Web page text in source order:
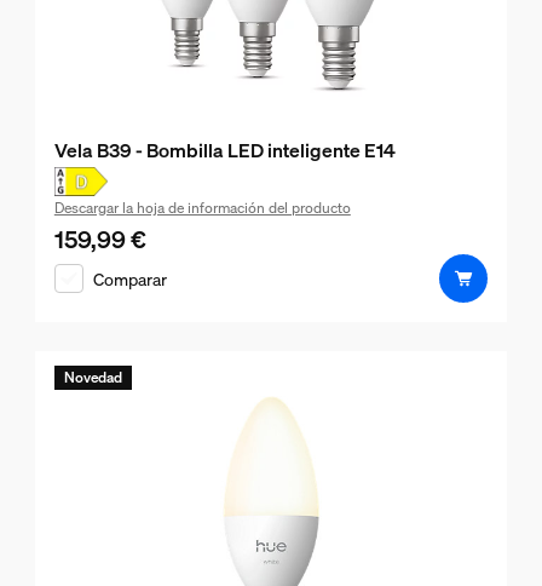
Vela B39 - Bombilla LED inteligente E14
Descargar la hoja de información del producto
El precio actual es 159,99 €
159,99 €
Comparar
Novedad